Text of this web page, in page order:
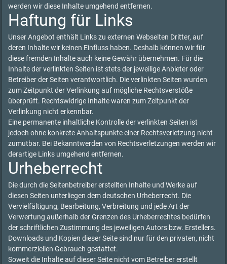
werden wir diese Inhalte umgehend entfernen.
Haftung für Links
Unser Angebot enthält Links zu externen Webseiten Dritter, auf
deren Inhalte wir keinen Einfluss haben. Deshalb können wir für
diese fremden Inhalte auch keine Gewähr übernehmen. Für die
Inhalte der verlinkten Seiten ist stets der jeweilige Anbieter oder
Betreiber der Seiten verantwortlich. Die verlinkten Seiten wurden
zum Zeitpunkt der Verlinkung auf mögliche Rechtsverstöße
überprüft. Rechtswidrige Inhalte waren zum Zeitpunkt der
Verlinkung nicht erkennbar.
Eine permanente inhaltliche Kontrolle der verlinkten Seiten ist
jedoch ohne konkrete Anhaltspunkte einer Rechtsverletzung nicht
zumutbar. Bei Bekanntwerden von Rechtsverletzungen werden wir
derartige Links umgehend entfernen.
Urheberrecht
Die durch die Seitenbetreiber erstellten Inhalte und Werke auf
diesen Seiten unterliegen dem deutschen Urheberrecht. Die
Vervielfältigung, Bearbeitung, Verbreitung und jede Art der
Verwertung außerhalb der Grenzen des Urheberrechtes bedürfen
der schriftlichen Zustimmung des jeweiligen Autors bzw. Erstellers.
Downloads und Kopien dieser Seite sind nur für den privaten, nicht
kommerziellen Gebrauch gestattet.
Soweit die Inhalte auf dieser Seite nicht vom Betreiber erstellt